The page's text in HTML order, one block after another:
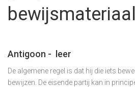
Antigoon - leer
De algemene regel is dat hij die iets
bewijzen. De eisende partij kan in